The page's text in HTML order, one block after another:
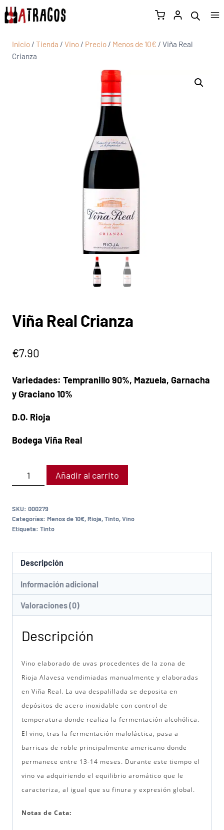
Inicio / Tienda / Vino / Precio / Menos de 10€ / Viña Real
Crianza
Viña Real Crianza
€7.90
Variedades: Tempranillo 90%, Mazuela, Garnacha
y Graciano 10%
D.O. Rioja
Bodega Viña Real
Añadir al carrito
SKU: 000279
Categorías: Menos de 10€,Rioja,Tinto,Vino
Etiqueta: Tinto
Descripción
Información adicional
Valoraciones (0)
Descripción
Vino elaborado de uvas procedentes de la zona de
Rioja Alavesa vendimiadas manualmente y elaboradas
en Viña Real. La uva despalillada se deposita en
depósitos de acero inoxidable con control de
temperatura donde realiza la fermentación alcohólica.
El vino, tras la fermentación maloláctica, pasa a
barricas de roble principalmente americano donde
permanece entre 13-14 meses. Durante este tiempo el
vino va adquiriendo el equilibrio aromático que le
caracteriza, al igual que su finura y expresión global.
Notas de Cata: